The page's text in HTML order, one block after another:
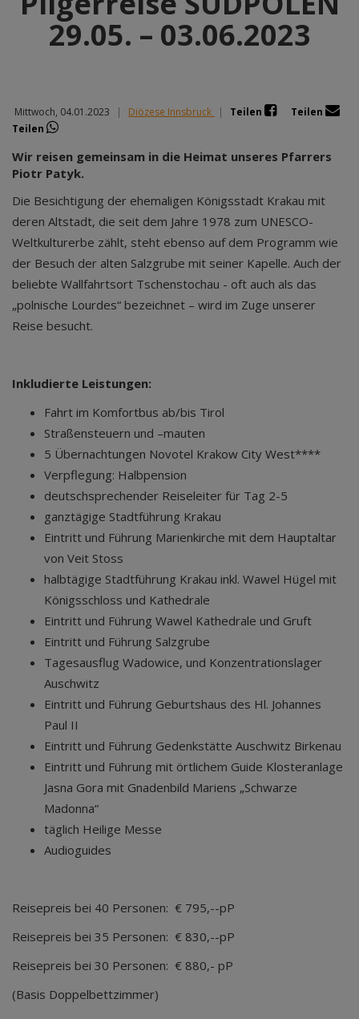
29.05. – 03.06.2023
Mittwoch, 04.01.2023 | Diözese Innsbruck | Teilen
Teilen
Teilen
Wir reisen gemeinsam in die Heimat unseres Pfarrers
Piotr Patyk.
Die Besichtigung der ehemaligen Königsstadt Krakau mit
deren Altstadt, die seit dem Jahre 1978 zum UNESCO-
Weltkulturerbe zählt, steht ebenso auf dem Programm wie
der Besuch der alten Salzgrube mit seiner Kapelle. Auch der
beliebte Wallfahrtsort Tschenstochau - oft auch als das
„polnische Lourdes“ bezeichnet – wird im Zuge unserer
Reise besucht.
Inkludierte Leistungen:
Fahrt im Komfortbus ab/bis Tirol
Straßensteuern und –mauten
5 Übernachtungen Novotel Krakow City West****
Verpflegung: Halbpension
deutschsprechender Reiseleiter für Tag 2-5
ganztägige Stadtführung Krakau
Eintritt und Führung Marienkirche mit dem Hauptaltar
von Veit Stoss
halbtägige Stadtführung Krakau inkl. Wawel Hügel mit
Königsschloss und Kathedrale
Eintritt und Führung Wawel Kathedrale und Gruft
Eintritt und Führung Salzgrube
Tagesausflug Wadowice, und Konzentrationslager
Auschwitz
Eintritt und Führung Geburtshaus des Hl. Johannes
Paul II
Eintritt und Führung Gedenkstätte Auschwitz Birkenau
Eintritt und Führung mit örtlichem Guide Klosteranlage
Jasna Gora mit Gnadenbild Mariens „Schwarze
Madonna“
täglich Heilige Messe
Audioguides
Reisepreis bei 40 Personen: € 795,--pP
Reisepreis bei 35 Personen: € 830,--pP
Reisepreis bei 30 Personen: € 880,- pP
(Basis Doppelbettzimmer)